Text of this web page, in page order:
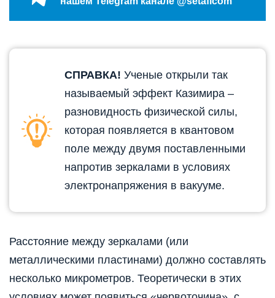
СПРАВКА! Ученые открыли так
называемый эффект Казимира –
разновидность физической силы,
которая появляется в квантовом
поле между двумя поставленными
напротив зеркалами в условиях
электронапряжения в вакууме.
Расстояние между зеркалами (или
металлическими пластинами) должно составлять
несколько микрометров. Теоретически в этих